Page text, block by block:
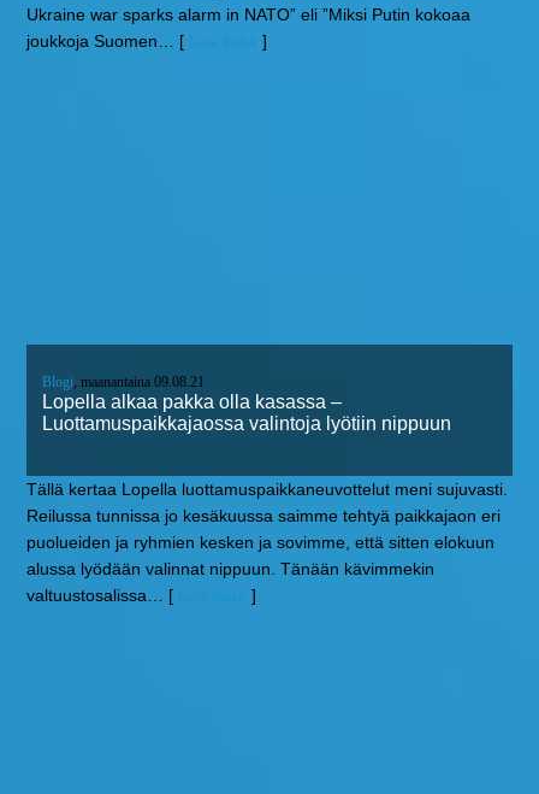
Ukraine war sparks alarm in NATO” eli ”Miksi Putin kokoaa
joukkoja Suomen … [ ]
Blogi, maanantaina 09.08.21
Lopella alkaa pakka olla kasassa –
Luottamuspaikkajaossa valintoja lyötiin nippuun
Tällä kertaa Lopella luottamuspaikkaneuvottelut meni sujuvasti.
Reilussa tunnissa jo kesäkuussa saimme tehtyä paikkajaon eri
puolueiden ja ryhmien kesken ja sovimme, että sitten elokuun
alussa lyödään valinnat nippuun. Tänään kävimmekin
valtuustosalissa … [ ]